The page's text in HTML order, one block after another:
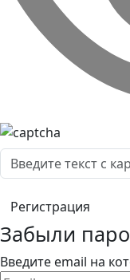
Забыли
Введите email на